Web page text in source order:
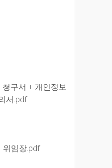
구서 + 개인정보
서.pdf
위임장.pdf